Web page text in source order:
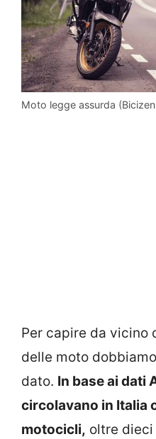
Moto legge assurda
Per capire da vicino
delle moto
dato. In base ai dati
circolavano in Italia
motocicli, oltre